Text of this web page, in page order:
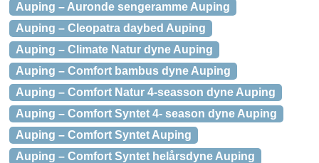
Auping – Auronde sengeramme Auping
Auping – Cleopatra daybed Auping
Auping – Climate Natur dyne Auping
Auping – Comfort bambus dyne Auping
Auping – Comfort Natur 4-seasson dyne Auping
Auping – Comfort Syntet 4- season dyne Auping
Auping – Comfort Syntet Auping
Auping – Comfort Syntet helårsdyne Auping